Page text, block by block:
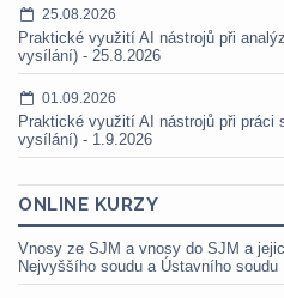
25.08.2026
Praktické využití AI nástrojů při
vysílání) - 25.8.2026
01.09.2026
Praktické využití AI nástrojů při práci
vysílání) - 1.9.2026
ONLINE KURZY
Vnosy ze SJM a vnosy do SJM a
Nejvyššího soudu a Ústavního soudu